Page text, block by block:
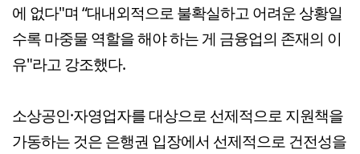
에 없다"며 “대내외적으로 불확실하고 어려운 상황일
수록 마중물 역할을 해야 하는 게 금융업의 존재의 이
유"라고 강조했다.
소상공인·자영업자를 대상으로 선제적으로 지원책을
가동하는 것은 은행권 입장에서 선제적으로 건전성을